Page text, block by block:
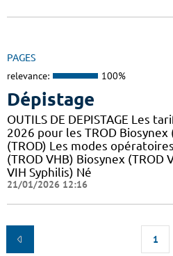
PAGES
relevance: 100%
Dépistage
OUTILS DE DEPISTAGE Les
2026 pour les TROD Biosynex
(TROD) Les modes
(TROD VHB) Biosynex (TROD
VIH Syphilis) Né
21/01/2026 12:16
1